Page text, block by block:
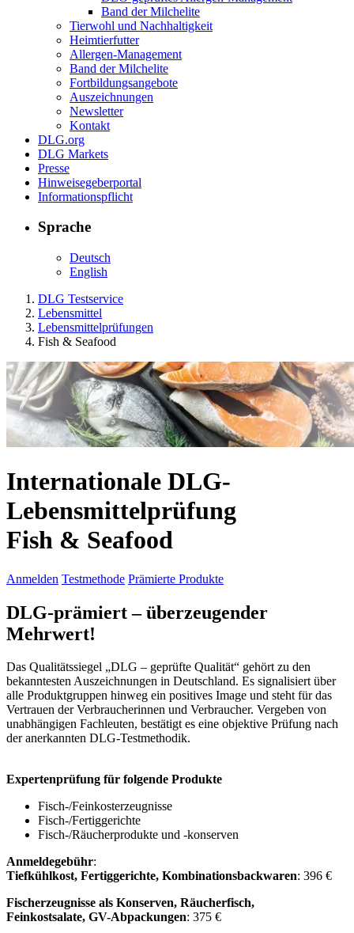
Band der Milchelite
Tierwohl und Nachhaltigkeit
Heimtierfutter
Allergen-Management
Band der Milchelite
Fortbildungsangebote
Auszeichnungen
Newsletter
Kontakt
DLG.org
DLG Markets
Presse
Hinweisegeberportal
Informationspflicht
Sprache
Deutsch
English
DLG Testservice
Lebensmittel
Lebensmittelprüfungen
Fish & Seafood
Internationale DLG-
Lebensmittelprüfung
Fish & Seafood
Anmelden Testmethode Prämierte Produkte
DLG-prämiert–überzeugender
Mehrwert!
Das Qualitätssiegel „DLG – geprüfte Qualität“ gehört zu den
bekanntesten Auszeichnungen in Deutschland. Es signalisiert über
alle Produktgruppen hinweg ein positives Image und steht für das
Vertrauen der Verbraucherinnen und Verbraucher. Vergeben von
unabhängigen Fachleuten, bestätigt es eine objektive Prüfung nach
der anerkannten DLG-Testmethodik.
Expertenprüfung für folgende Produkte
Fisch-/Feinkosterzeugnisse
Fisch-/Fertiggerichte
Fisch-/Räucherprodukte und -konserven
Anmeldegebühr:
Tiefkühlkost, Fertiggerichte, Kombinationsbackwaren: 396 €
Fischerzeugnisse als Konserven, Räucherfisch,
Feinkostsalate, GV-Abpackungen: 375 €